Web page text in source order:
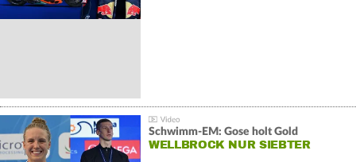
Schwimm-EM: Gose holt Gold
WELLBROCK NUR SIEBTER